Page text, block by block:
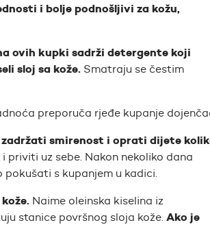
i bolje podnošljivi za kožu,
ovih kupki sadrži detergente koji
sloj sa kože.Smatraju se čestim
preporuča rjeđe kupanje
smirenost i oprati dijete
priviti uz sebe. Nakon nekoliko dana
s kupanjem u kadici.
Naime oleinska kiselina iz
stanice površnog sloja kože. Ako je